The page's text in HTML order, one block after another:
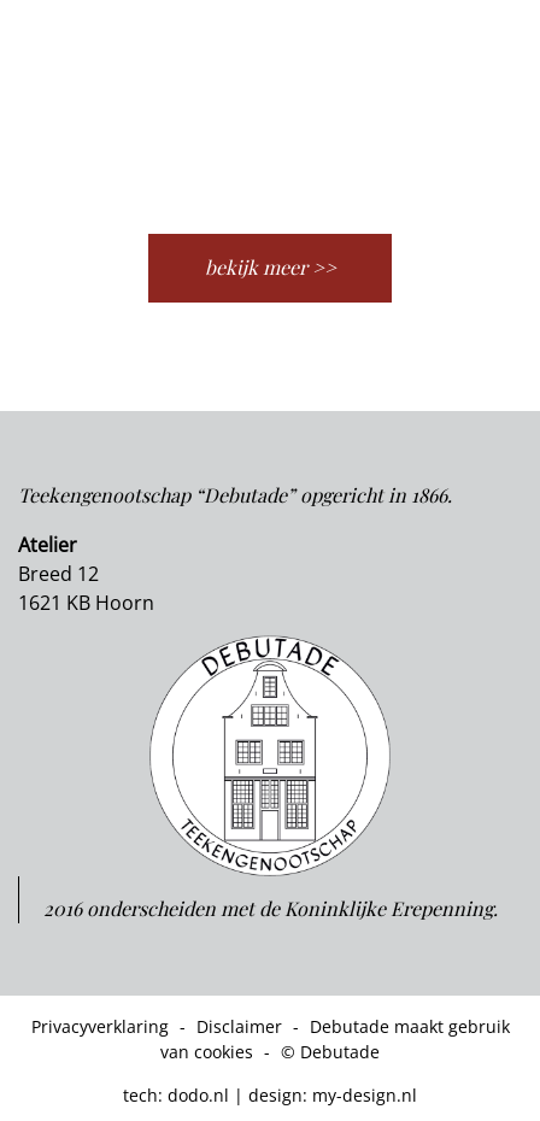
bekijk meer >>
Teekengenootschap “Debutade” opgericht in 1866.
Atelier
Breed 12
1621 KB Hoorn
2016 onderscheiden met de Koninklijke Erepenning.
Privacyverklaring - Disclaimer - Debutade maakt gebruik
van cookies - © Debutade
tech: dodo.nl | design: my-design.nl